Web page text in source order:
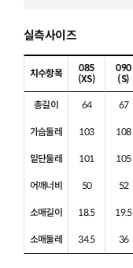
실측사이즈
치수항목
085
(XS)
090
(S)
총길이 64 67
가슴둘레 103 108
밑단둘레 101 105
어깨너비 50 52
소매길이 18.5 19.5
소매둘레 34.5 36